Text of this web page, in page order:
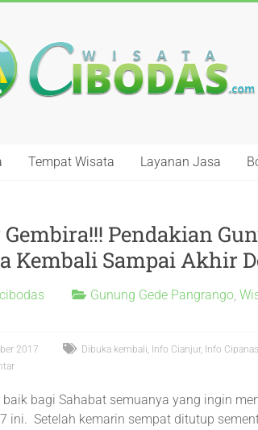
Tempat Wisata Layanan Jasa
Pendakian
Kembali Sampai Akhir
Gunung Gede Pangrango,
2017 Dibuka kembali, Info Cianjur, Info Cipanas
bagi Sahabat semuanya yang ingin
ini. Setelah kemarin sempat ditutup